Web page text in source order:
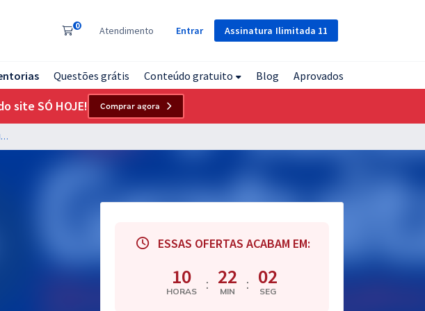
Assinatura Ilimitada 11
0 Atendimento Entrar
Questões grátis Conteúdo gratuito Blog Aprovados
site SÓ HOJE! Comprar agora
Prefeitura de Romelândia - SC - Professor de Ensino Fundamental
ESSAS OFERTAS ACABAM EM:
10
HORAS : 22
MIN : 01
SEG